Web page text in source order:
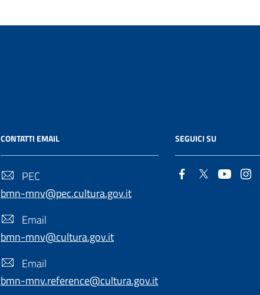
CONTATTI EMAIL
PEC
bmn-mnv@pec.cultura.gov.it
Email
bmn-mnv@cultura.gov.it
Email
bmn-mnv.reference@cultura.gov.it
SEGUICI SU